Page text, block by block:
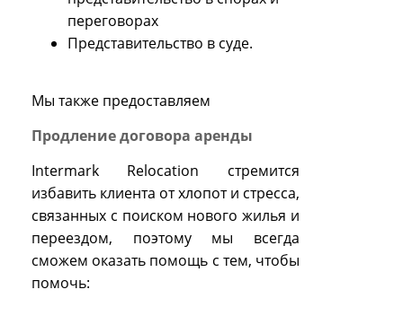
переговорах
Представительство в суде.
Мы также предоставляем
Продление договора аренды
Intermark Relocation стремится
избавить клиента от хлопот и стресса,
связанных с поиском нового жилья и
переездом, поэтому мы всегда
сможем оказать помощь с тем, чтобы
помочь: